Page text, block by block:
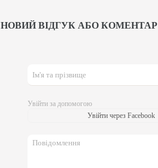
НОВИЙ ВІДГУК АБО КОМЕНТАР
Увійти за допомогою
Увійти через Facebook